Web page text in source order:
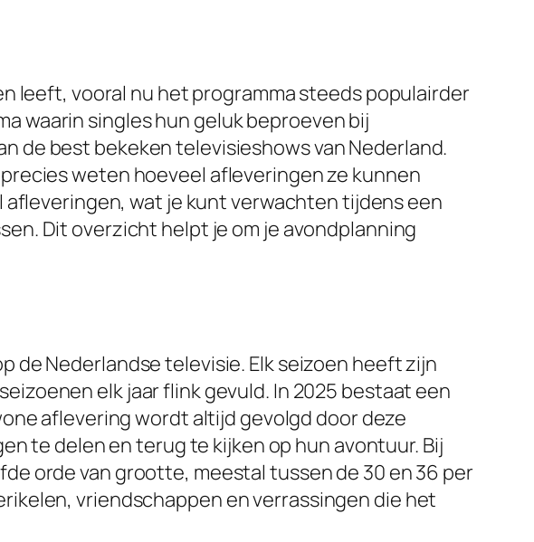
leeft, vooral nu het programma steeds populairder
waarin singles hun geluk beproeven bij
de best bekeken televisieshows van Nederland.
weten hoeveel afleveringen ze kunnen
wat je kunt verwachten tijdens een
Dit overzicht helpt je om je avondplanning
de Nederlandse televisie. Elk seizoen heeft zijn
elk jaar flink gevuld. In 2025 bestaat een
aflevering wordt altijd gevolgd door deze
te delen en terug te kijken op hun avontuur. Bij
orde van grootte, meestal tussen de 30 en 36 per
vriendschappen en verrassingen die het